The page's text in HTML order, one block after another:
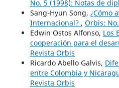
No. 5 (1998): Notas de
Sang-Hyun Song, ¿Cómo
Internacional? , Orbis:
Edwin Ostos Alfonso, Los
cooperación para el
Revista Orbis
Ricardo Abello Galvis,
entre Colombia y
Revista Orbis